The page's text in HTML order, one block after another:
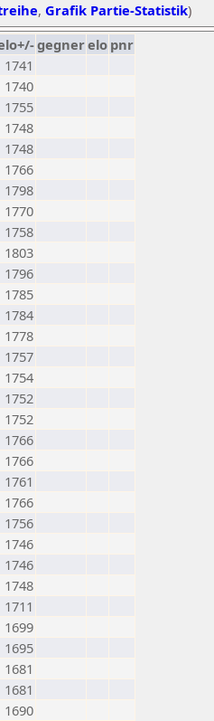
, Grafik Partie-Statistik)
gegnerelo pnr
1741
1740
1755
1748
1748
1766
1798
1770
1758
1803
1796
1785
1784
1778
1757
1754
1752
1752
1766
1766
1761
1766
1756
1746
1746
1748
1711
1699
1695
1681
1681
1690